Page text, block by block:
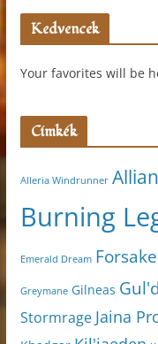
Kedvencek
Your favorites will be
Címkék
Alleria Windrunner
Burning
Emerald Dream
Greymane Gilneas
Stormrage Jaina